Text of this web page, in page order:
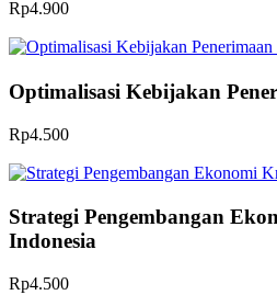
Rp4.900
Optimalisasi Kebijakan
Rp4.500
Strategi Pengembangan
Indonesia
Rp4.500